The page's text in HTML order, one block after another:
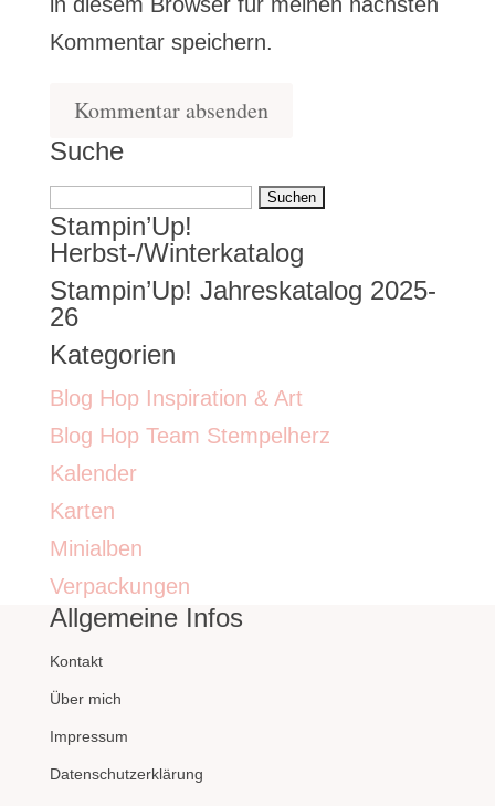
Kommentar speichern.
Suche
Suchen
nach:
Stampin’Up!
Herbst-/Winterkatalog
Stampin’Up! Jahreskatalog 2025-
26
Kategorien
Blog Hop Inspiration & Art
Blog Hop Team Stempelherz
Kalender
Karten
Minialben
Verpackungen
Allgemeine Infos
Kontakt
Über mich
Impressum
Datenschutzerklärung